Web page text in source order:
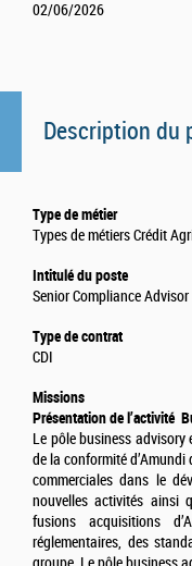
Description du
Type de métier
Types de métiers Crédit
Intitulé du poste
Senior Compliance
Type de contrat
CDI
Missions
Présentation de l’activité
Le pôle business
de la conformité d’Amundi
commerciales dans le
nouvelles activités ainsi
fusions acquisitions
réglementaires, des
02/06/2026